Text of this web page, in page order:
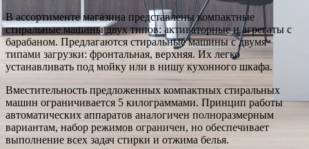
В ассортименте магазина представлены компактные
стиральные машины двух типов: активаторные и агрегаты с
барабаном. Предлагаются стиральные машины с двумя
типами загрузки: фронтальная, верхняя. Их легко
устанавливать под мойку или в нишу кухонного шкафа.
Вместительность предложенных компактных стиральных
машин ограничивается 5 килограммами. Принцип работы
автоматических аппаратов аналогичен полноразмерным
вариантам, набор режимов ограничен, но обеспечивает
выполнение всех задач стирки и отжима белья.